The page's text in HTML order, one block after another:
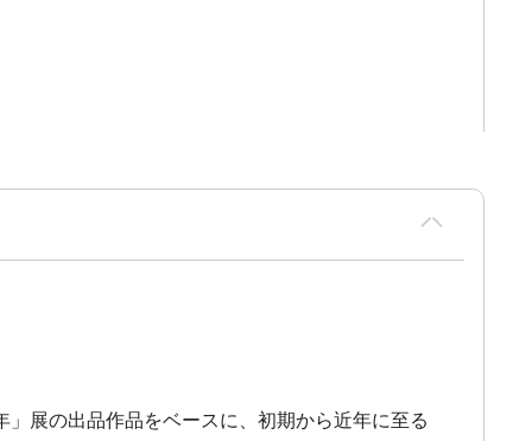
展の出品作品をベースに、初期から近年に至る